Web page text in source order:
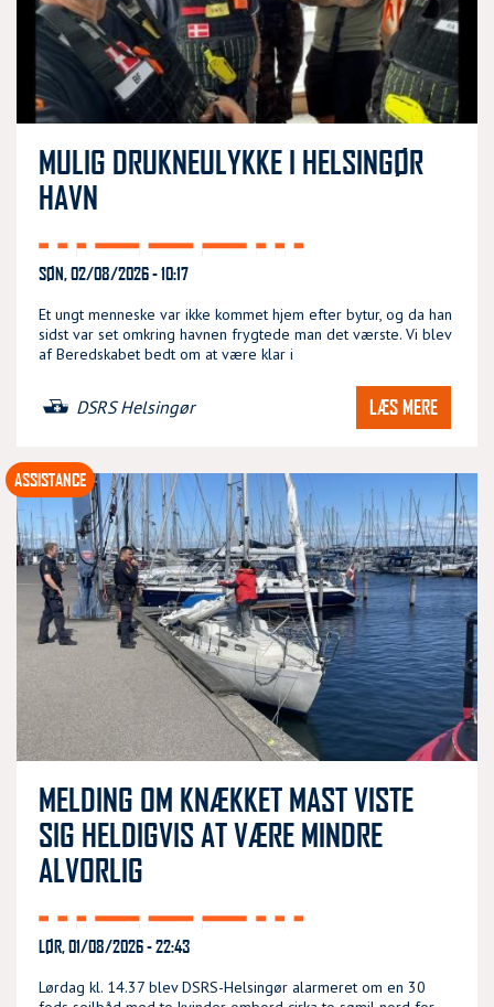
MULIG DRUKNEULYKKE I HELSINGØR
HAVN
SØN, 02/08/2026 - 10:17
Et ungt menneske var ikke kommet hjem efter bytur, og da han
sidst var set omkring havnen frygtede man det værste. Vi blev
af Beredskabet bedt om at være klar i
DSRS Helsingør LÆS MERE
MELDING OM KNÆKKET MAST VISTE
SIG HELDIGVIS AT VÆRE MINDRE
ALVORLIG
LØR, 01/08/2026 - 22:43
Lørdag kl. 14.37 blev DSRS-Helsingør alarmeret om en 30
ASSISTANCE